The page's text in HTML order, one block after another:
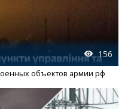
156
объектов армии рф